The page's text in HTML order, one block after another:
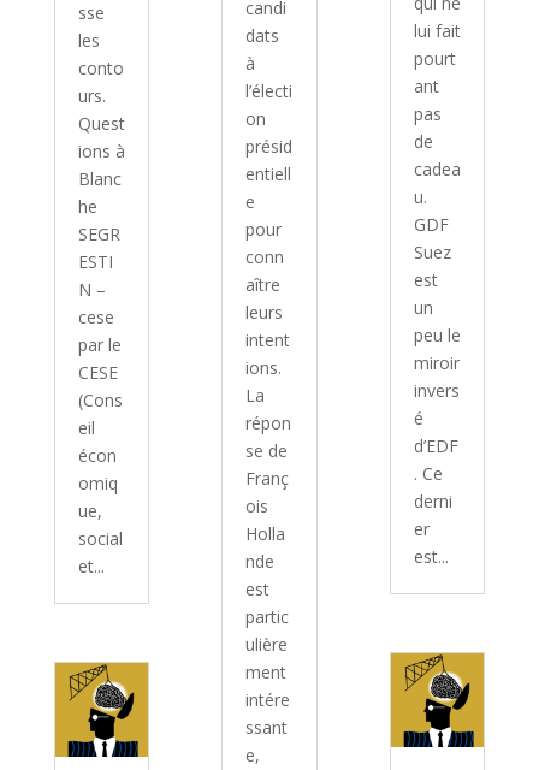
sse
les
conto
urs.
Quest
ions à
Blanc
he
SEGR
ESTI
N –
cese
par le
CESE
(Cons
eil
écon
omiq
ue,
social
et...
candi
dats
à
l’électi
on
présid
entiell
e
pour
conn
aître
leurs
intent
ions.
La
répon
se de
Franç
ois
Holla
nde
est
partic
ulière
ment
intére
ssant
e,
lui fait
pourt
ant
pas
de
cadea
u.
GDF
Suez
est
un
peu le
miroir
invers
é
d’EDF
. Ce
derni
er
est...